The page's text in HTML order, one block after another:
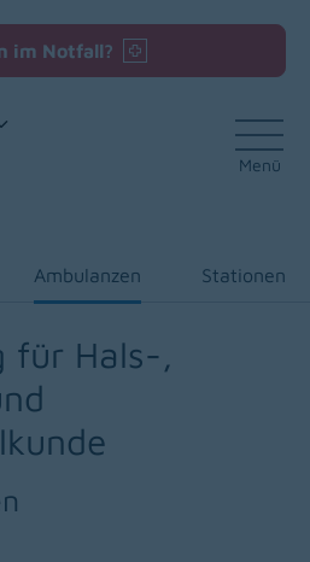
im Notfall?
Menü
Ambulanzen Stationen
für Hals-,